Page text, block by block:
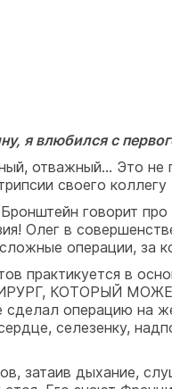
я влюбился с
отважный... Это не
своего коллегу
говорит
Олег в
операции, за
практикуется в
КОТОРЫЙ
сделал операцию на
селезенку,
затаив дыхание,